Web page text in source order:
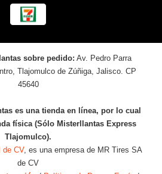
sobre pedido: Av. Pedro Parra
Tlajomulco de Zúñiga, Jalisco. CP
45640
es una tienda en línea, por lo cual
física (Sólo Misterllantas Express
Tlajomulco).
de CV, es una empresa de MR Tires SA
de CV